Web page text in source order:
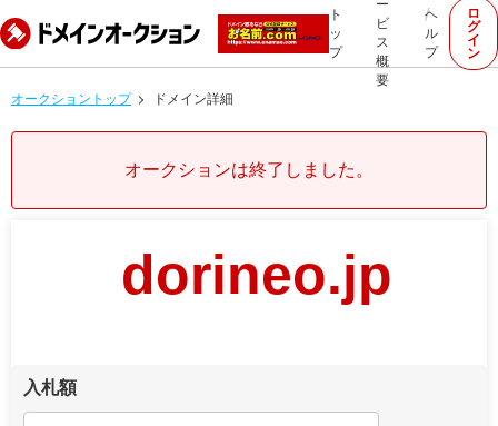
ト
ッ
プ
ー
ビ
ス
概
要
ヘ
ル
プ
ロ
グ
イ
ン
オークショントップ ドメイン詳細
オークションは終了しました。
dorineo.jp
入札額